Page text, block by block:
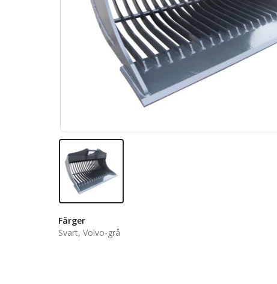
Färger
Svart, Volvo-grå